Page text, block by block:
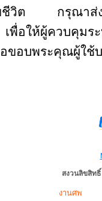
สียชีวิต กรุ
อให้ผู้ควบคุมระ
ขอบพระคุณผู้ใช้
สงวนลิขสิท
งานศพ